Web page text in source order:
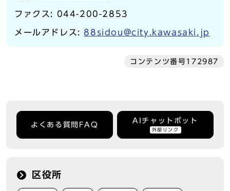
ファクス: 044-200-2853
メールアドレス:88sidou@city.kawasaki.jp
コンテンツ番号172987
よくある質問FAQ
AIチャットボット
外部リンク
区役所